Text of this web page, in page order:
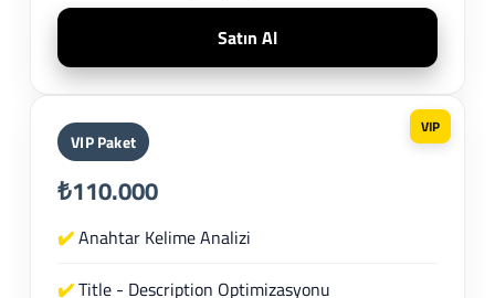
Satın Al
VIP Paket
VIP
₺110.000
✔️Anahtar Kelime Analizi
✔️Title - Description Optimizasyonu